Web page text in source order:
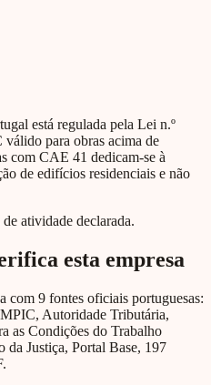
está regulada pela Lei n.º
para obras acima de
com CAE 41 dedicam-se à
de edifícios residenciais e não
atividade declarada.
esta empresa
com 9 fontes oficiais portuguesas:
Autoridade Tributária,
as Condições do Trabalho
Justiça, Portal Base, 197